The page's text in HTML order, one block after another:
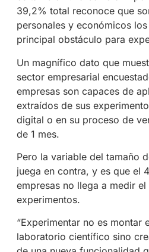
39,2% total reconoce que
personales y económicos
principal obstáculo para
Un magnífico dato que
sector empresarial
empresas son capaces de
extraídos de sus
digital o en su proceso de
de 1 mes.
Pero la variable del tamaño
juega en contra, y es que el
empresas no llega a medir
experimentos.
“Experimentar no es montar
laboratorio científico sino